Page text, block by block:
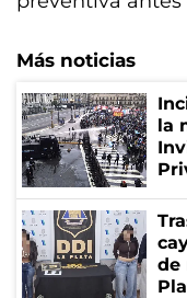
Más noticias
la
de